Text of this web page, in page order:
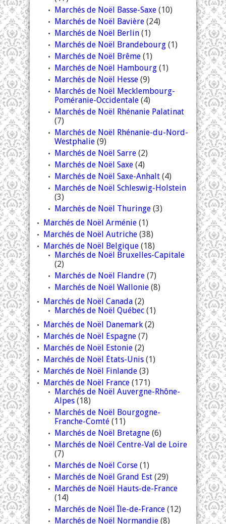
Marchés de Noël Basse-Saxe (10)
Marchés de Noël Bavière (24)
Marchés de Noël Berlin (1)
Marchés de Noël Brandebourg (1)
Marchés de Noël Brême (1)
Marchés de Noël Hambourg (1)
Marchés de Noël Hesse (9)
Marchés de Noël Mecklembourg-
Poméranie-Occidentale (4)
Marchés de Noël Rhénanie Palatinat
(7)
Marchés de Noël Rhénanie-du-Nord-
Westphalie (9)
Marchés de Noël Sarre (2)
Marchés de Noël Saxe (4)
Marchés de Noël Saxe-Anhalt (4)
Marchés de Noël Schleswig-Holstein
(3)
Marchés de Noël Thuringe (3)
Marchés de Noël Arménie (1)
Marchés de Noël Autriche (38)
Marchés de Noël Belgique (18)
Marchés de Noël Bruxelles-Capitale
(2)
Marchés de Noël Flandre (7)
Marchés de Noël Wallonie (8)
Marchés de Noël Canada (2)
Marchés de Noël Québec (1)
Marchés de Noël Danemark (2)
Marchés de Noël Espagne (7)
Marchés de Noël Estonie (2)
Marchés de Noël États-Unis (1)
Marchés de Noël Finlande (3)
Marchés de Noël France (171)
Marchés de Noël Auvergne-Rhône-
Alpes (18)
Marchés de Noël Bourgogne-
Franche-Comté (11)
Marchés de Noël Bretagne (6)
Marchés de Noël Centre-Val de Loire
(7)
Marchés de Noël Corse (1)
Marchés de Noël Grand Est (29)
Marchés de Noël Hauts-de-France
(14)
Marchés de Noël Île-de-France (12)
Marchés de Noël Normandie (8)